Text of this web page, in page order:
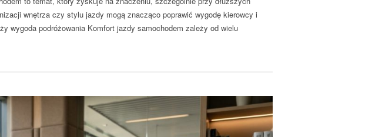
wnętrza czy stylu jazdy mogą znacząco poprawić wygodę kierowcy i
wygoda podróżowania Komfort jazdy samochodem zależy od wielu